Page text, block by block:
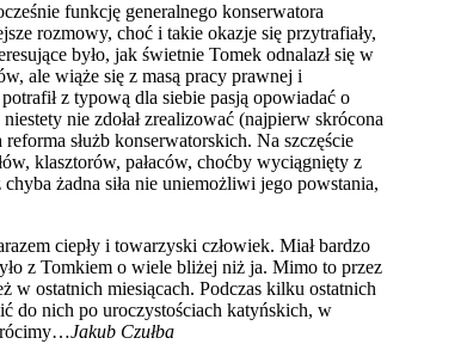
funkcję generalnego konserwatora
rozmowy, choć i takie okazje się przytrafiały,
było, jak świetnie Tomek odnalazł się w
ale wiąże się z masą pracy prawnej i
z typową dla siebie pasją opowiadać o
nie zdołał zrealizować (najpierw skrócona
służb konserwatorskich. Na szczęście
klasztorów, pałaców, choćby wyciągnięty z
żadna siła nie uniemożliwi jego powstania,
ciepły i towarzyski człowiek. Miał bardzo
z Tomkiem o wiele bliżej niż ja. Mimo to przez
w ostatnich miesiącach. Podczas kilku ostatnich
do nich po uroczystościach katyńskich, w
Jakub Czułba